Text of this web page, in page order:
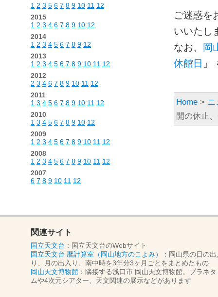
ご迷惑を
いいたし
なお、
岡
休館日 」
Home > ニ
開の休止
1 2 3 5 6 7 8 9 10 11 12
2015
1 2 3 4 6 7 8 9 10 12
2014
1 2 3 4 5 6 7 8 9 12
2013
1 2 3 4 5 6 7 8 9 10 11 12
2012
2 3 4 6 7 8 9 10 11 12
2011
1 3 4 5 6 7 8 9 10 11 12
2010
1 3 4 5 6 7 8 9 10 12
2009
1 2 3 4 5 6 7 8 9 10 11 12
2008
1 2 3 4 5 6 7 8 9 10 11 12
2007
6 7 8 9 10 11 12
関連サイト
国立天文台 ：国立天文台のWebサイト
国立天文台 暦計算室（岡山地方のこよみ）
：岡山県の日の
り、月の出入り、南中時を3年分3ヶ月ごとをまとめたもの
岡山天文博物館 ：隣接する浅口市 岡山天文博物館。プラネタ
ムや4次元シアター、天文関連の展示などがあります